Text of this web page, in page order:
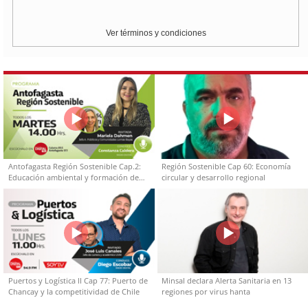
Ver términos y condiciones
Antofagasta Región Sostenible Cap.2:
Educación ambiental y formación de
capacidades técnicas
Región Sostenible Cap 60: Economía
circular y desarrollo regional
Puertos y Logística II Cap 77: Puerto de
Chancay y la competitividad de Chile
Minsal declara Alerta Sanitaria en 13
regiones por virus hanta